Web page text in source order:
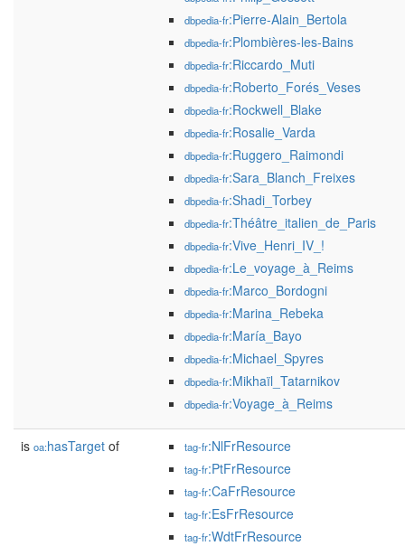
dbpedia-fr:Pierre-Alain_Bertola
dbpedia-fr:Plombières-les-Bains
dbpedia-fr:Riccardo_Muti
dbpedia-fr:Roberto_Forés_Veses
dbpedia-fr:Rockwell_Blake
dbpedia-fr:Rosalie_Varda
dbpedia-fr:Ruggero_Raimondi
dbpedia-fr:Sara_Blanch_Freixes
dbpedia-fr:Shadi_Torbey
dbpedia-fr:Théâtre_italien_de_Paris
dbpedia-fr:Vive_Henri_IV_!
dbpedia-fr:Le_voyage_à_Reims
dbpedia-fr:Marco_Bordogni
dbpedia-fr:Marina_Rebeka
dbpedia-fr:María_Bayo
dbpedia-fr:Michael_Spyres
dbpedia-fr:Mikhaïl_Tatarnikov
dbpedia-fr:Voyage_à_Reims
is oa:hasTarget of tag-fr:NlFrResource
tag-fr:PtFrResource
tag-fr:CaFrResource
tag-fr:EsFrResource
tag-fr:WdtFrResource